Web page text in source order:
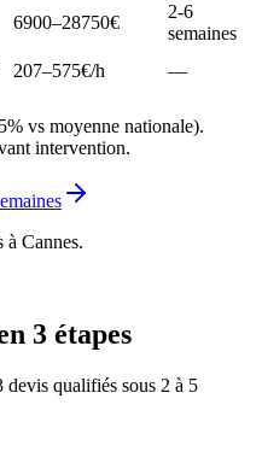
6900–28750€
2-6
semaines
207–575€/h —
vs moyenne nationale).
intervention.
à Cannes.
3 étapes
devis qualifiés sous 2 à 5